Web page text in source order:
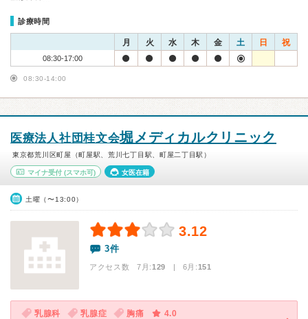
診療時間
月 火 水 木 金 土 日 祝
08:30-17:00
08:30-14:00
医療法人社団桂文会堀メディカルクリニック
東京都荒川区町屋（町屋駅、荒川七丁目駅、町屋二丁目駅）
マイナ受付 (スマホ可) 女医在籍
土曜（〜13:00）
3.12
3件
アクセス数 7月:129 | 6月:151
乳腺科 乳腺症 胸痛
4.0